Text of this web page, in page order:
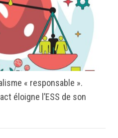
« responsable ».
éloigne l’ESS de son